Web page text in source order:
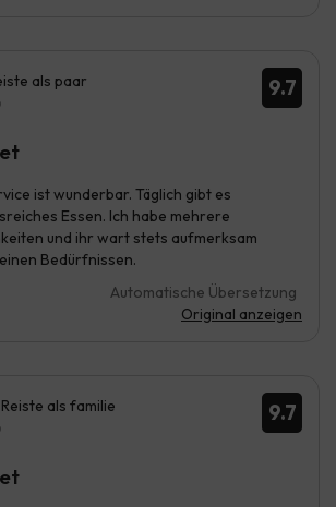
9.7
als paar
ist wunderbar. Täglich gibt es
Essen. Ich habe mehrere
und ihr wart stets aufmerksam
Bedürfnissen.
Automatische Übersetzung
Original anzeigen
9.7
Reiste als familie